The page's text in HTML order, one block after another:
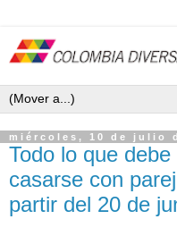
miércoles, 10 de julio
Todo lo que
casarse con
partir del 20 de